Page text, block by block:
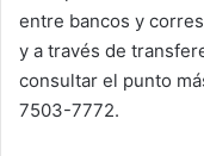
entre bancos y
y a través de
consultar el punto
7503-7772.